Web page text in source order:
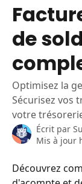
de
Optimisez la
Sécurisez vos
votre
Écrit par
Mis à jour
Découvrez